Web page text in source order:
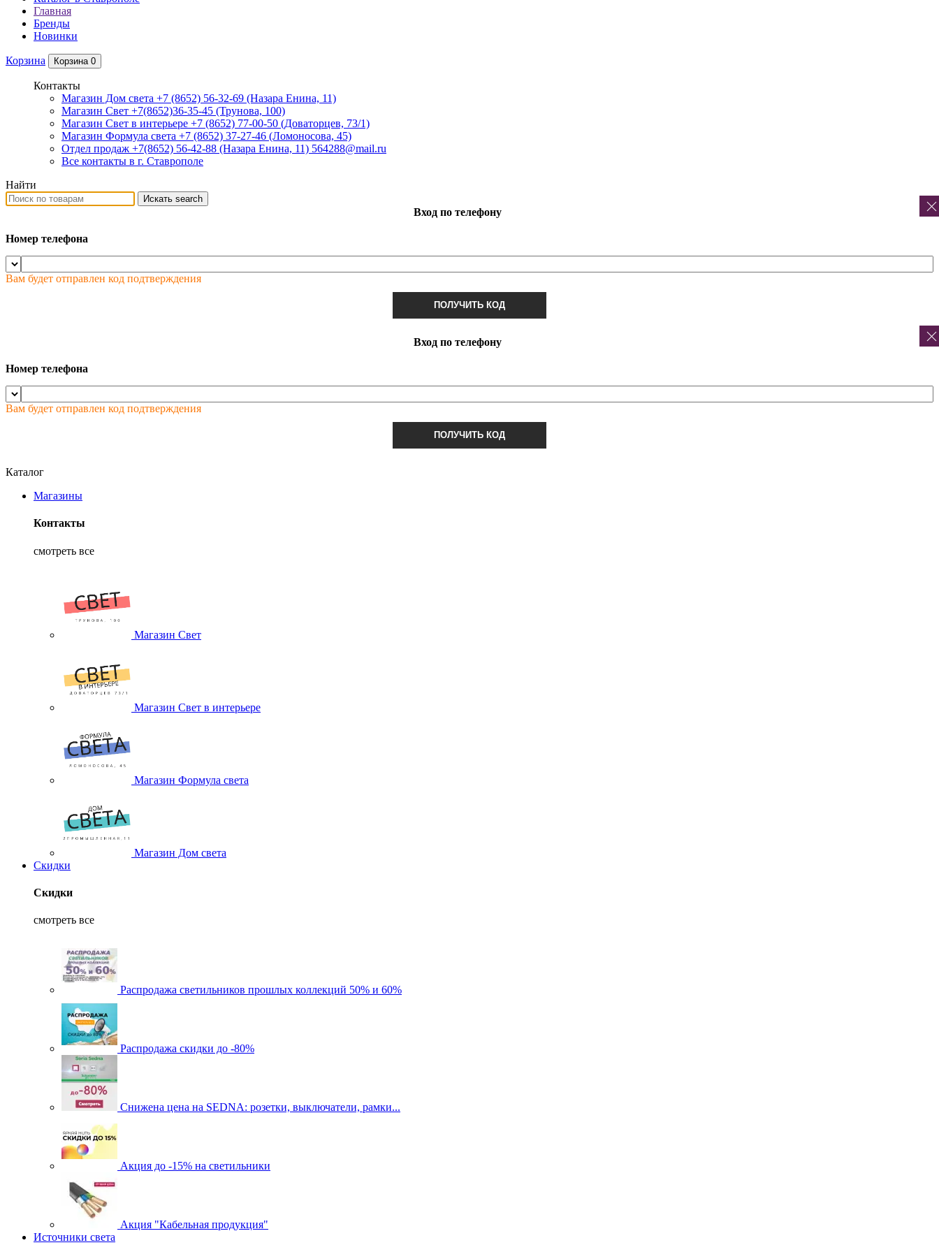
Главная
Бренды
Новинки
Корзина Корзина 0
Контакты
Магазин Дом света +7 (8652) 56-32-69 (Назара Енина, 11)
Магазин Свет +7(8652)36-35-45 (Трунова, 100)
Магазин Свет в интерьере +7 (8652) 77-00-50 (Доваторцев, 73/1)
Магазин Формула света +7 (8652) 37-27-46 (Ломоносова, 45)
Отдел продаж +7(8652) 56-42-88 (Назара Енина, 11) 564288@mail.ru
Все контакты в г. Ставрополе
Найти
Искать search
Вход по телефону
Номер телефона
Вам будет отправлен код подтверждения
ПОЛУЧИТЬ КОД
Вход по телефону
Номер телефона
Вам будет отправлен код подтверждения
ПОЛУЧИТЬ КОД
Каталог
Магазины
Контакты
смотреть все
Магазин Свет
Магазин Свет в интерьере
Магазин Формула света
Магазин Дом света
Скидки
Скидки
смотреть все
Распродажа светильников прошлых коллекций 50% и 60%
Распродажа скидки до -80%
Cнижена цена на SEDNA: розетки, выключатели, рамки...
Акция до -15% на светильники
Акция "Кабельная продукция"
Источники света